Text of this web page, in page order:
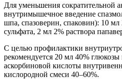
Для уменьшения сократительной
внутримышечное введение
шпа, спазоверин, спаковин): 10 мл
сульфата, 2 мл 2% раствора
С целью профилактики
рекомендуется 20 мл 40%
аскорбиновой кислоты
кислородной смеси 40–60%.